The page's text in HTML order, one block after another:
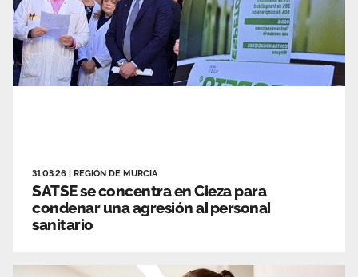
31.03.26 REGIÓN DE MURCIA
SATSE se concentra en Cieza para
condenar una agresión al personal
sanitario